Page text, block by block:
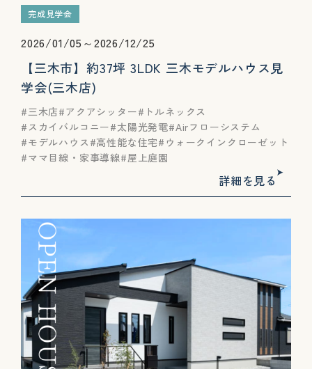
完成見学会
2026/01/05～2026/12/25
【三木市】約37坪 3LDK 三木モデルハウス見
学会(三木店)
三木店 アクアシッター
トルネックス
スカイバルコニー
太陽光発電 Airフローシステム
モデルハウス
高性能な住宅
ウォークインクローゼット
ママ目線・家事導線 屋上庭園
詳細を見る